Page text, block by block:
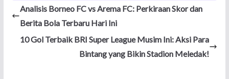
Analisis Borneo FC vs Arema FC: Perkiraan Skor dan
Berita Bola Terbaru Hari Ini
10 Gol Terbaik BRI Super League Musim Ini: Aksi Para
Bintang yang Bikin Stadion Meledak!